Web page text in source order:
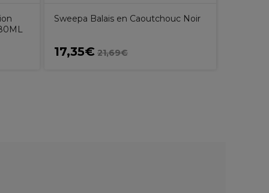
Sweepa Balais en Caoutchouc Noir
17,35€ 21,69€